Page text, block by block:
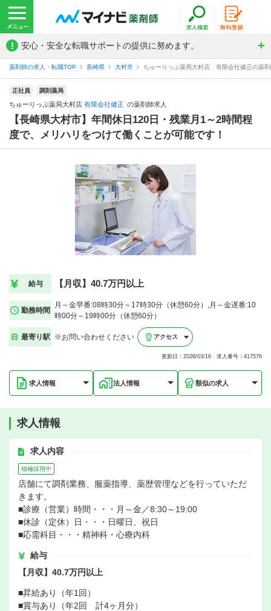
! 安心・安全な転職サポートの提供に努めます。
薬剤師の求人・転職TOP 長崎県 大村市 ちゅーりっぷ薬局大村店 有限会社健正の薬
正社員 調剤薬局
ちゅーりっぷ薬局大村店 有限会社健正 の薬剤師求人
【長崎県大村市】年間休日120日・残業月1～2時間程
度で、メリハリをつけて働くことが可能です！
給与 【月収】40.7万円以上
勤務時間
月～金早番:08時30分～17時30分（休憩60分）,月～金遅番:10
時00分～19時00分（休憩60分）
最寄り駅 ※お問い合わせください アクセス
更新日：2026/03/16 求人番号：417576
求人情報 法人情報 類似の求人
求人情報
求人内容
積極採用中
店舗にて調剤業務、服薬指導、薬歴管理などを行っていただ
きます。
■診療（営業）時間・・・月～金／8:30～19:00
■休診（定休）日・・・日曜日、祝日
■応需科目・・・精神科・心療内科
給与
【月収】40.7万円以上
■昇給あり（年1回）
■賞与あり（年2回 計4ヶ月分）